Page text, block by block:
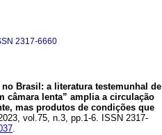
2317-6660
Brasil : a literatura testemunhal de
câmara lenta” amplia a circulação
mas produtos de condições que
vol.75, n.3, pp.1-6. ISSN 2317-
.